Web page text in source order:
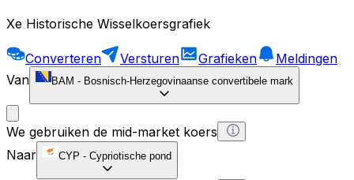
Xe Historische Wisselkoersgrafiek
Converteren Versturen Grafieken
Meldingen
Van
BAM - Bosnisch-Herzegovinaanse convertibele mark
We gebruiken de mid-market koers
Naar
CYP - Cypriotische pond